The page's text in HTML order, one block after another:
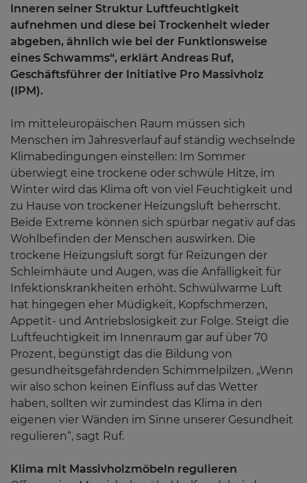
Inneren seiner Struktur Luftfeuchtigkeit
aufnehmen und diese bei Trockenheit wieder
abgeben, ähnlich wie bei der Funktionsweise
eines Schwamms“, erklärt Andreas Ruf,
Geschäftsführer der Initiative Pro Massivholz
(IPM).
Im mitteleuropäischen Raum müssen sich
Menschen im Jahresverlauf auf ständig wechselnde
Klimabedingungen einstellen: Im Sommer
überwiegt eine trockene oder schwüle Hitze, im
Winter wird das Klima oft von viel Feuchtigkeit und
zu Hause von trockener Heizungsluft beherrscht.
Beide Extreme können sich spürbar negativ auf das
Wohlbefinden der Menschen auswirken. Die
trockene Heizungsluft sorgt für Reizungen der
Schleimhäute und Augen, was die Anfälligkeit für
Infektionskrankheiten erhöht. Schwülwarme Luft
hat hingegen eher Müdigkeit, Kopfschmerzen,
Appetit- und Antriebslosigkeit zur Folge. Steigt die
Luftfeuchtigkeit im Innenraum gar auf über 70
Prozent, begünstigt das die Bildung von
gesundheitsgefährdenden Schimmelpilzen. „Wenn
wir also schon keinen Einfluss auf das Wetter
haben, sollten wir zumindest das Klima in den
eigenen vier Wänden im Sinne unserer Gesundheit
regulieren“, sagt Ruf.
Klima mit Massivholzmöbeln regulieren